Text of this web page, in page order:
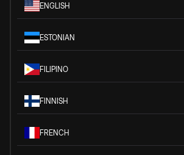
ENGLISH
ESTONIAN
FILIPINO
FINNISH
FRENCH